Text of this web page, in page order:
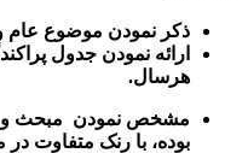
ذکر نمودن موضوع
ارائه نمودن جدول
هرسال.
مشخص نمودن مبحث
بوده، با رنک متفاوت